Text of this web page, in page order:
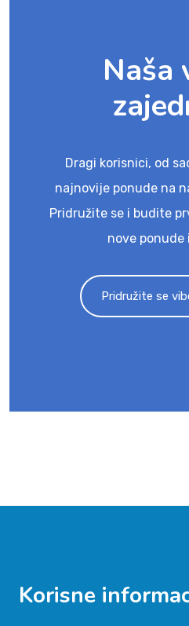
Naša
Dragi korisnici, od
najnovije ponude na
Pridružite se i budite
nove ponude
Pridružite se
Korisne